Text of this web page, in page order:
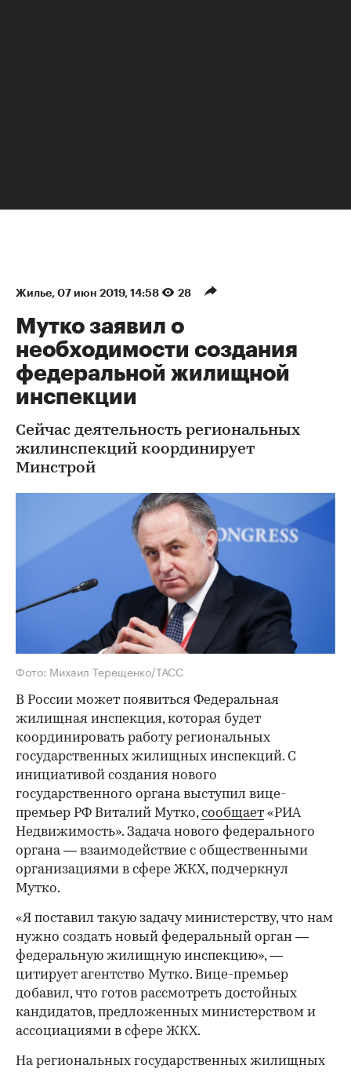
Жилье⁠, 07 июн 2019, 14:58 28
Мутко заявил о
необходимости создания
федеральной жилищной
инспекции
Сейчас деятельность региональных
жилинспекций координирует
Минстрой
Фото: Михаил Терещенко/ТАСС
В России может появиться Федеральная
жилищная инспекция, которая будет
координировать работу региональных
государственных жилищных инспекций. С
инициативой создания нового
государственного органа выступил вице-
премьер РФ Виталий Мутко,сообщает «РИА
Недвижимость». Задача нового федерального
органа — взаимодействие с общественными
организациями в сфере ЖКХ, подчеркнул
Мутко.
«Я поставил такую задачу министерству, что нам
нужно создать новый федеральный орган —
федеральную жилищную инспекцию», —
цитирует агентство Мутко. Вице-премьер
добавил, что готов рассмотреть достойных
кандидатов, предложенных министерством и
ассоциациями в сфере ЖКХ.
На региональных государственных жилищных